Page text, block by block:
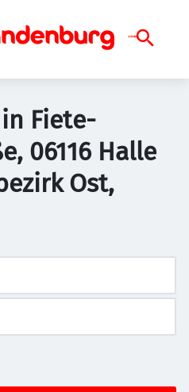
Fiete-
06116 Halle
Ost,